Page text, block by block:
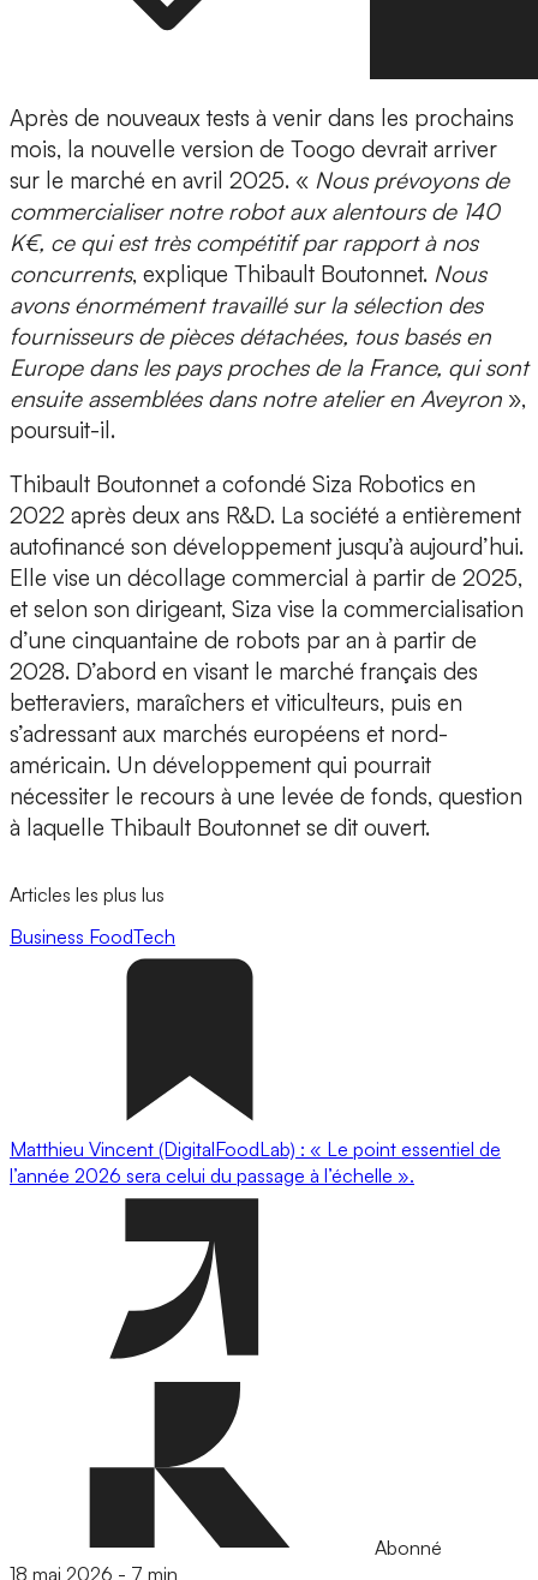
Après de nouveaux tests à venir dans les prochains
mois, la nouvelle version de Toogo devrait arriver
sur le marché en avril 2025. « Nous prévoyons de
commercialiser notre robot aux alentours de 140
K€, ce qui est très compétitif par rapport à nos
concurrents, explique Thibault Boutonnet. Nous
avons énormément travaillé sur la sélection des
fournisseurs de pièces détachées, tous basés en
Europe dans les pays proches de la France, qui sont
ensuite assemblées dans notre atelier en Aveyron »,
poursuit-il.
Thibault Boutonnet a cofondé Siza Robotics en
2022 après deux ans R&D. La société a entièrement
autofinancé son développement jusqu’à aujourd’hui.
Elle vise un décollage commercial à partir de 2025,
et selon son dirigeant, Siza vise la commercialisation
d’une cinquantaine de robots par an à partir de
2028. D’abord en visant le marché français des
betteraviers, maraîchers et viticulteurs, puis en
s’adressant aux marchés européens et nord-
américain. Un développement qui pourrait
nécessiter le recours à une levée de fonds, question
à laquelle Thibault Boutonnet se dit ouvert.
Articles les plus lus
Business FoodTech
Matthieu Vincent (DigitalFoodLab) : « Le point essentiel de
l’année 2026 sera celui du passage à l’échelle ».
Abonné
18 mai 2026 - 7 min